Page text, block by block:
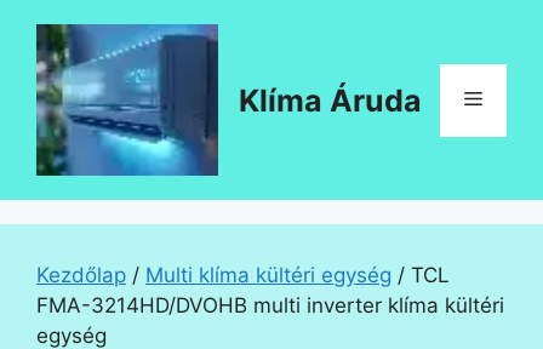
tartalomba
Klíma Áruda Menü
Kezdőlap / Multi klíma kültéri egység / TCL
FMA-3214HD/DVOHB multi inverter klíma kültéri
egység